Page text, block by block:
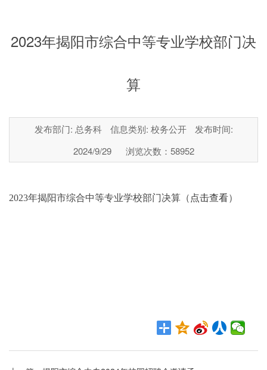
2023年揭阳市综合中等专业学校部门决
算
发布部门: 总务科 信息类别: 校务公开
发布时间:
2024/9/29
浏览次数： 58952
2023年揭阳市综合中等专业学校部门决算（ 点击查看）